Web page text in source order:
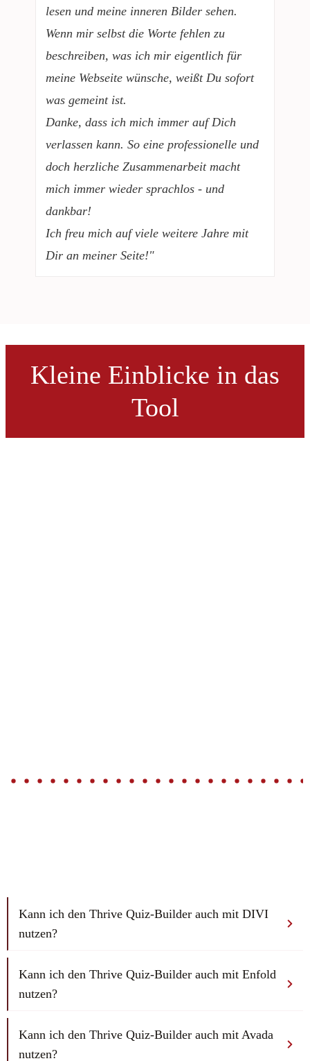
lesen und meine inneren Bilder sehen.
Wenn mir selbst die Worte fehlen zu
beschreiben, was ich mir eigentlich für
meine Webseite wünsche, weißt Du sofort
was gemeint ist.
Danke, dass ich mich immer auf Dich
verlassen kann. So eine professionelle und
doch herzliche Zusammenarbeit macht
mich immer wieder sprachlos - und
dankbar!
Ich freu mich auf viele weitere Jahre mit
Dir an meiner Seite!"
Kleine Einblicke in das
Tool
Kann ich den Thrive Quiz-Builder auch mit DIVI
nutzen?
Kann ich den Thrive Quiz-Builder auch mit Enfold
nutzen?
Kann ich den Thrive Quiz-Builder auch mit Avada
nutzen?